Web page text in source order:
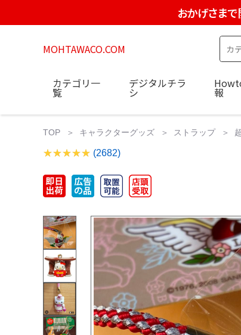
おかげさま
MOHTAWACO.COM
カテゴリ一
覧
デジタルチラ
シ 報
TOP キャラクターグッズ ストラップ
(2682)